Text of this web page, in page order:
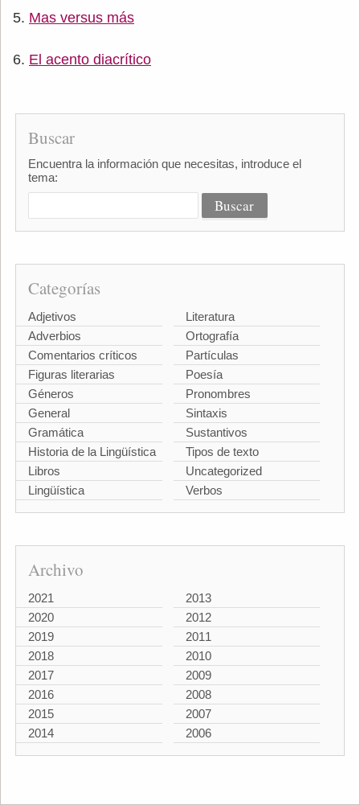
Mas versus más
El acento diacrítico
Buscar
Encuentra la información que necesitas, introduce el
tema:
Categorías
Adjetivos
Adverbios
Comentarios críticos
Figuras literarias
Géneros
General
Gramática
Historia de la Lingüística
Libros
Lingüística
Literatura
Ortografía
Partículas
Poesía
Pronombres
Sintaxis
Sustantivos
Tipos de texto
Uncategorized
Verbos
Archivo
2021
2020
2019
2018
2017
2016
2015
2014
2013
2012
2011
2010
2009
2008
2007
2006